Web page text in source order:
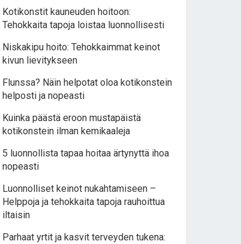
Kotikonstit kauneuden hoitoon:
Tehokkaita tapoja loistaa luonnollisesti
Niskakipu hoito: Tehokkaimmat keinot
kivun lievitykseen
Flunssa? Näin helpotat oloa kotikonstein
helposti ja nopeasti
Kuinka päästä eroon mustapäistä
kotikonstein ilman kemikaaleja
5 luonnollista tapaa hoitaa ärtynyttä ihoa
nopeasti
Luonnolliset keinot nukahtamiseen –
Helppoja ja tehokkaita tapoja rauhoittua
iltaisin
Parhaat yrtit ja kasvit terveyden tukena: